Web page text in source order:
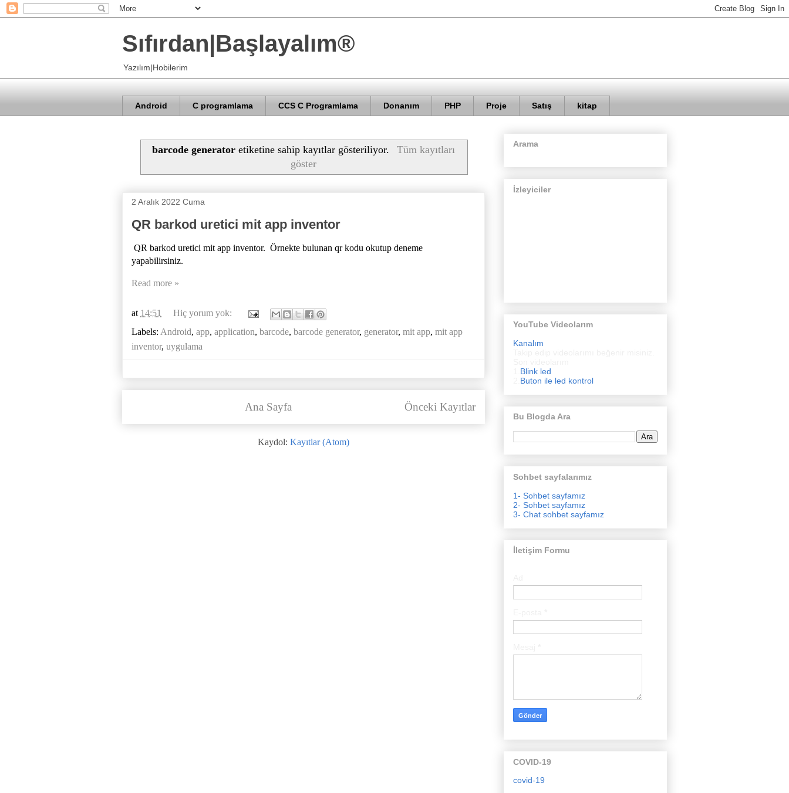
Sıfırdan|Başlayalım®
Yazılım|Hobilerim
Android C programlama CCS C Programlama Donanım PHP Proje Satış kitap
barcode generator etiketine sahip kayıtlar gösteriliyor.
Tüm kayıtları
göster
2 Aralık 2022 Cuma
QR barkod uretici mit app inventor
QR barkod uretici mit app inventor. Örnekte bulunan qr kodu okutup deneme
yapabilirsiniz.
Read more »
at 14:51
Hiç yorum yok:
Labels: Android, app, application, barcode, barcode generator, generator, mit app, mit app
inventor, uygulama
Önceki Kayıtlar
Ana Sayfa
Kaydol: Kayıtlar (Atom)
Arama
İzleyiciler
YouTube Videolarım
Kanalım
Blink led
Buton ile led kontrol
Bu Blogda Ara
Sohbet sayfalarımız
1- Sohbet sayfamız
2- Sohbet sayfamız
3- Chat sohbet sayfamız
İletişim Formu
COVID-19
covid-19